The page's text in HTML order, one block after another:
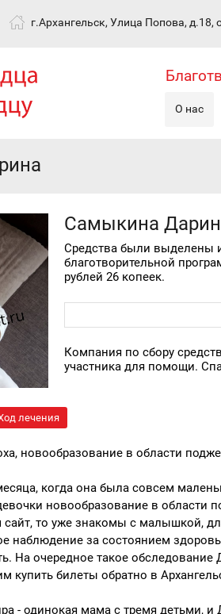
г.Архангельск, Улица Попова, д.18,
О нас
Самыкина
Средства были выделены
благотворительной
рублей 26 копеек.
Компания по сбору
участника для помощи.
лечения
новообразование в области
когда она была совсем
новообразование в
сайт, то уже знакомы с малышкой,
наблюдение за состоянием
На очередное такое
купить билеты обратно в
- одинокая мама с тремя детьми,